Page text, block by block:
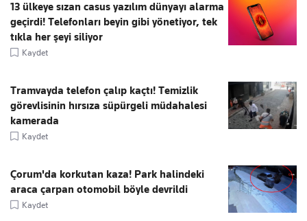
13 ülkeye sızan casus yazılım dünyayı alarma
geçirdi! Telefonları beyin gibi yönetiyor, tek
tıkla her şeyi siliyor
Kaydet
Tramvayda telefon çalıp kaçtı! Temizlik
görevlisinin hırsıza süpürgeli müdahalesi
kamerada
Kaydet
Çorum'da korkutan kaza! Park halindeki
araca çarpan otomobil böyle devrildi
Kaydet